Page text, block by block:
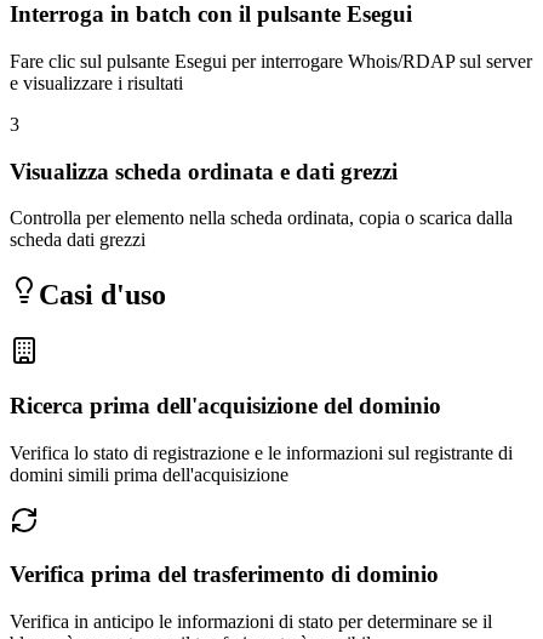
Interroga in batch con il pulsante Esegui
Fare clic sul pulsante Esegui per interrogare Whois/RDAP sul server
e visualizzare i risultati
3
Visualizza scheda ordinata e dati grezzi
Controlla per elemento nella scheda ordinata, copia o scarica dalla
scheda dati grezzi
Casi d'uso
Ricerca prima dell'acquisizione del dominio
Verifica lo stato di registrazione e le informazioni sul registrante di
domini simili prima dell'acquisizione
Verifica prima del trasferimento di dominio
Verifica in anticipo le informazioni di stato per determinare se il